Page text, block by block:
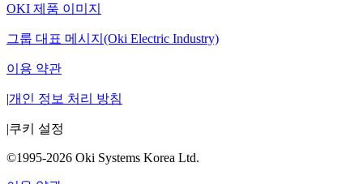
OKI 제품 이미지
그룹 대표 메시지(Oki Electric Industry)
이용 약관
|개인 정보 처리 방침
|쿠키 설정
©1995-2026 Oki Systems Korea Ltd.